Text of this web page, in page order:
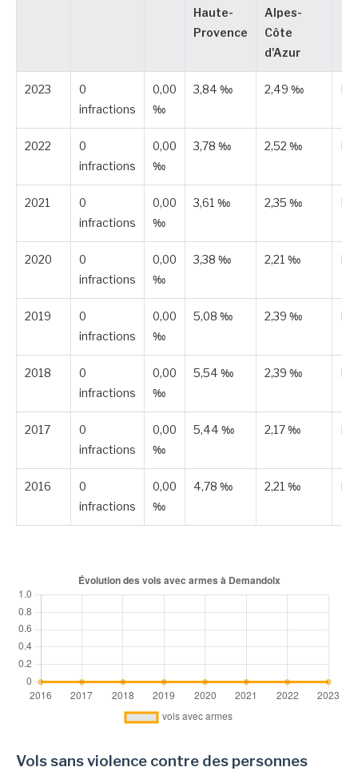
Haute-
Provence
Alpes-
Côte
d'Azur
2023
0
infractions
0,00
‰
3,84 ‰ 2,49 ‰
2022
0
infractions
0,00
‰
3,78 ‰ 2,52 ‰
2021
0
infractions
0,00
‰
3,61 ‰ 2,35 ‰
2020
0
infractions
0,00
‰
3,38 ‰ 2,21 ‰
2019
0
infractions
0,00
‰
5,08 ‰ 2,39 ‰
2018
0
infractions
0,00
‰
5,54 ‰ 2,39 ‰
2017
0
infractions
0,00
‰
5,44 ‰ 2,17 ‰
2016
0
infractions
0,00
‰
4,78 ‰ 2,21 ‰
Vols sans violence contre des personnes